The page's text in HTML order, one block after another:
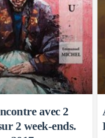
avec 2
2 week-ends.